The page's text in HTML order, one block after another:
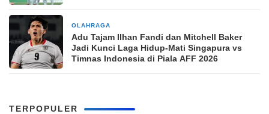
OLAHRAGA
Adu Tajam Ilhan Fandi dan Mitchell Baker
Jadi Kunci Laga Hidup-Mati Singapura vs
Timnas Indonesia di Piala AFF 2026
TERPOPULER